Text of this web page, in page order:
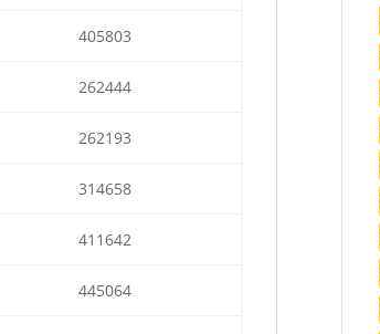
405803
262444
262193
314658
411642
445064